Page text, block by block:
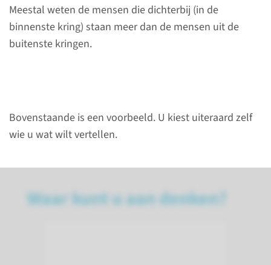
Meestal weten de mensen die dichterbij (in de
binnenste kring) staan meer dan de mensen uit de
buitenste kringen.
Bovenstaande is een voorbeeld. U kiest uiteraard zelf
wie u wat wilt vertellen.
behandelend arts of de
verpleegkundig specialist.
Waar kunt u aan denken?